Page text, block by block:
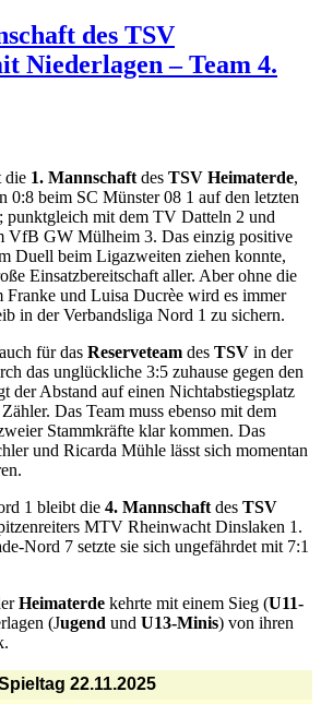
des TSV
Niederlagen – Team 4.
die 1. Mannschaft des TSV Heimaterde,
0:8 beim SC Münster 08 1 auf den letzten
punktgleich mit dem TV Datteln 2 und
VfB GW Mülheim 3. Das einzig positive
Duell beim Ligazweiten ziehen konnte,
Einsatzbereitschaft aller. Aber ohne die
Franke und Luisa Ducrèe wird es immer
in der Verbandsliga Nord 1 zu sichern.
für das Reserveteam des TSV in der
das unglückliche 3:5 zuhause gegen den
der Abstand auf einen Nichtabstiegsplatz
Das Team muss ebenso mit dem
Stammkräfte klar kommen. Das
und Ricarda Mühle lässt sich momentan
1 bleibt die 4. Mannschaft des TSV
MTV Rheinwacht Dinslaken 1.
Nord 7 setzte sie sich ungefährdet mit 7:1
Heimaterde kehrte mit einem Sieg (U11-
(Jugend und U13-Minis) von ihren
22.11.2025